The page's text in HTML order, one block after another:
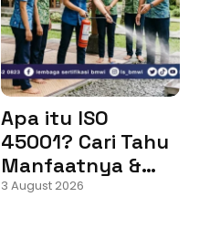
Apa itu ISO
45001? Cari Tahu
Manfaatnya &…
3 August 2026